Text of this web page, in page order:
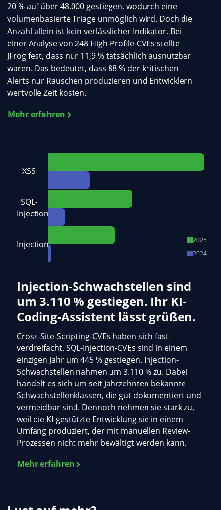
20 % auf über 48.000 gestiegen, wodurch eine
volumenbasierte Triage unmöglich wird. Doch die
Anzahl allein ist kein verlässlicher Indikator. Bei
einer Analyse von 248 High-Profile-CVEs stellte
JFrog fest, dass nur 11,9 % tatsächlich ausnutzbar
waren. Das bedeutet, dass 88 % der kritischen
Alerts nur Rauschen produzieren und Entwicklern
wertvolle Zeit kosten.
Mehr erfahren
Injection-Schwachstellen sind
um 3.110 % gestiegen. Ihr KI-
Coding-Assistent lässt grüßen.
Cross-Site-Scripting-CVEs haben sich fast
verdreifacht. SQL-Injection-CVEs sind in einem
einzigen Jahr um 445 % gestiegen. Injection-
Schwachstellen nahmen um 3.110 % zu. Dabei
handelt es sich um seit Jahrzehnten bekannte
Schwachstellenklassen, die gut dokumentiert und
vermeidbar sind. Dennoch nehmen sie stark zu,
weil die KI-gestützte Entwicklung sie in einem
Umfang produziert, der mit manuellen Review-
Prozessen nicht mehr bewältigt werden kann.
Mehr erfahren
2025
2024
XSS
SQL-
Injection
Injection